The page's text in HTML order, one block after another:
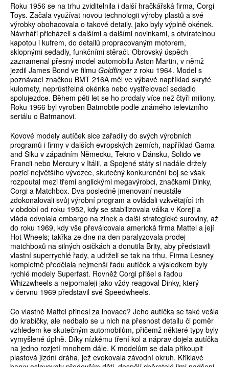
Roku 1956 se na trhu zviditelnila i další hračkářská firma, Corgi
Toys. Začala využívat novou technologii výroby plastů a své
výrobky obohacovala o takové detaily, jako byly výplně okének.
Návrháři přicházeli s dalšími a dalšími novinkami, s otvíratelnou
kapotou i kufrem, do detailů propracovaným motorem,
sklopnými sedadly, funkčními stěrači. Obrovský úspěch
zaznamenal přesný model automobilu Aston Martin, v němž
jezdil James Bond ve filmu Goldfingerz roku 1964. Model s
poznávací značkou BMT 216A měl ve výbavě například skryté
kulomety, neprůstřelná okénka nebo vystřelovací sedadlo
spolujezdce. Během pěti let se ho prodaly více než čtyři miliony.
Roku 1966 byl vyroben Batmobile podle známého televizního
seriálu o Batmanovi.
Kovové modely autíček sice zařadily do svých výrobních
programů i firmy v dalších evropských zemích, například Gama
and Siku v západním Německu, Tekno v Dánsku, Solido ve
Francii nebo Mercury v Itálii, a Spojené státy si nadále držely
pozici největšího vývozce, skutečný konkurenční boj se však
rozpoutal mezi třemi anglickými megavýrobci, značkami Dinky,
Corgi a Matchbox. Dva posledně jmenovaní neustále
zdokonalovali svůj výrobní program a ovládali vzkvétající trh
v období od roku 1952, kdy se stabilizovala válka v Koreji a
vláda odvolala embargo na zinek a další strategické suroviny, až
do roku 1969, kdy vše převálcovala americká firma Mattel a její
Hot Wheels; takřka ze dne na den paralyzovala prodej
matchboxů na silných osičkách a donutila Brity, aby představili
vlastní superrychlé řady, a udrželi se tak na trhu. Firma Lesney
kompletně předělala nejmenší řadu autíček a výsledkem byly
rychlé modely Superfast. Rovněž Corgi přišel s řadou
Whizzwheels a nejpomaleji jako vždy reagoval Dinky, který
v červnu 1969 představil své Speedwheels.
Co vlastně Mattel přinesl za inovace? Jeho autíčka se také vešla
do krabičky, ale nedbalo se u nich na přesnost detailu či poměr
vzhledem ke skutečným automobilům, přičemž některé typy byly
vymyšlené úplně. Díky nízkému tření kol a náprav dojela autíčka
na jedno rozjetí mnohem dále. K modelům se dala přikoupit
plastová jízdní dráha, jež evokovala závodní okruh. Křiklavé